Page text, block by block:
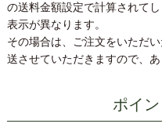
2025/04/12
【新茶ご予約承り中＆特別
扱いが始まりました】
本日より、新茶のご予約受
ピッタリのギフトや、お得
の送料金額設定で計算されて
表示が異なります。
その場合は、ご注文をいただ
送させていただきますので、
ポイ